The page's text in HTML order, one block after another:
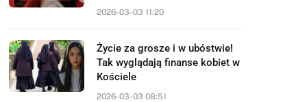
2026-03-03 11:20
Życie za grosze i w ubóstwie!
Tak wyglądają finanse kobiet w
Kościele
2026-03-03 08:51